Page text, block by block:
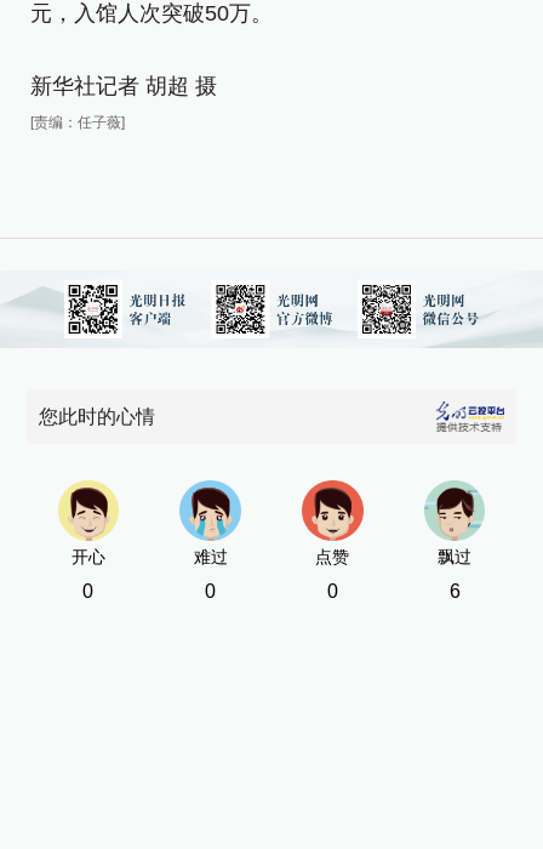
元，入馆人次突破50万。
新华社记者 胡超 摄
[责编：任子薇]
您此时的心情
开心
0
难过
0
点赞
0
飘过
6